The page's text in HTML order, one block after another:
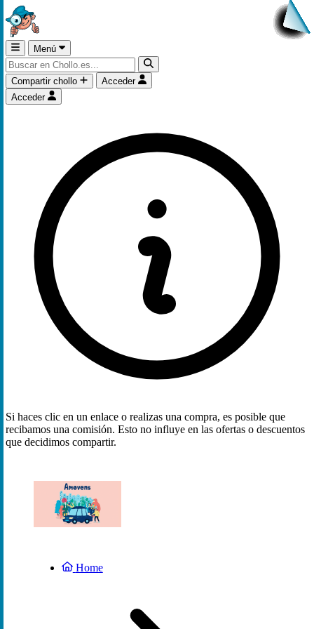
Menú
Compartir chollo
Acceder
Acceder
Si haces clic en un enlace o realizas una compra, es posible que
recibamos una comisión. Esto no influye en las ofertas o descuentos
que decidimos compartir.
Home